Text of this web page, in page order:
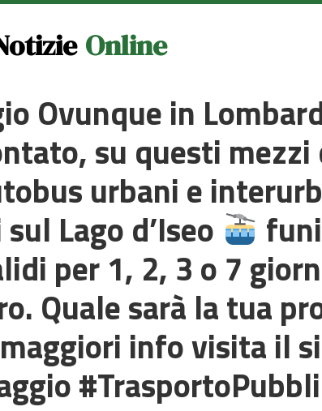
Online
Ovunque in
su questi mezzi
urbani e
Lago d’Iseo
per 1, 2, 3 o 7
Quale sarà la tua
info visita il